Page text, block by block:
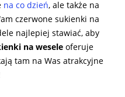
na co dzień, ale także na
czerwone sukienki na
najlepiej stawiać, aby
na wesele oferuje
tam na Was atrakcyjne